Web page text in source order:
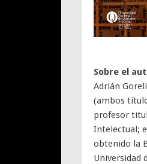
Sobre el
Adrián
(ambos
profesor
Intelectual;
obtenido la
Universidad